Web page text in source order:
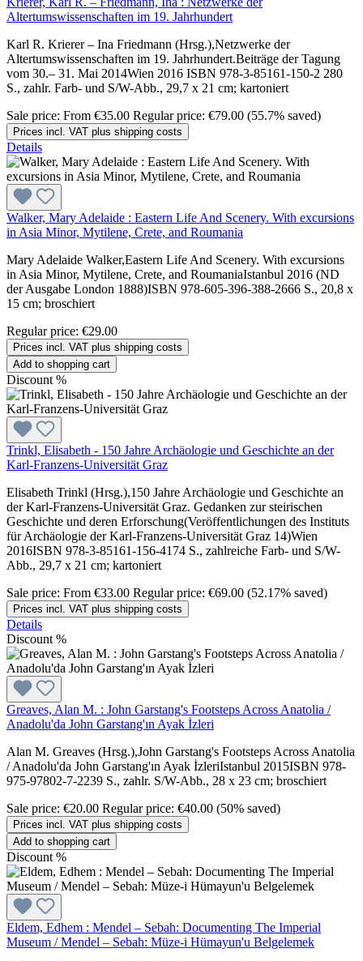
Altertumswissenschaften im 19. Jahrhundert
Karl R. Krierer – Ina Friedmann (Hrsg.),Netzwerke der
Altertumswissenschaften im 19. Jahrhundert.Beiträge der Tagung
vom 30.– 31. Mai 2014Wien 2016 ISBN 978-3-85161-150-2 280
S., zahlr. Farb- und S/W-Abb., 29,7 x 21 cm; kartoniert
Sale price: From €35.00 Regular price: €79.00 (55.7% saved)
Prices incl. VAT plus shipping costs
Details
Walker, Mary Adelaide : Eastern Life And Scenery. With excursions
in Asia Minor, Mytilene, Crete, and Roumania
Mary Adelaide Walker,Eastern Life And Scenery. With excursions
in Asia Minor, Mytilene, Crete, and RoumaniaIstanbul 2016 (ND
der Ausgabe London 1888)ISBN 978-605-396-388-2666 S., 20,8 x
15 cm; broschiert
Regular price: €29.00
Prices incl. VAT plus shipping costs
Add to shopping cart
Discount %
Trinkl, Elisabeth - 150 Jahre Archäologie und Geschichte an der
Karl-Franzens-Universität Graz
Elisabeth Trinkl (Hrsg.),150 Jahre Archäologie und Geschichte an
der Karl-Franzens-Universität Graz. Gedanken zur steirischen
Geschichte und deren Erforschung(Veröffentlichungen des Instituts
für Archäologie der Karl-Franzens-Universität Graz 14)Wien
2016ISBN 978-3-85161-156-4174 S., zahlreiche Farb- und S/W-
Abb., 29,7 x 21 cm; kartoniert
Sale price: From €33.00 Regular price: €69.00 (52.17% saved)
Prices incl. VAT plus shipping costs
Details
Discount %
Greaves, Alan M. : John Garstang's Footsteps Across Anatolia /
Anadolu'da John Garstang'ın Ayak İzleri
Alan M. Greaves (Hrsg.),John Garstang's Footsteps Across Anatolia
/ Anadolu'da John Garstang'ın Ayak İzleriIstanbul 2015ISBN 978-
975-97802-7-2239 S., zahlr. S/W-Abb., 28 x 23 cm; broschiert
Sale price: €20.00 Regular price: €40.00 (50% saved)
Prices incl. VAT plus shipping costs
Add to shopping cart
Discount %
Eldem, Edhem : Mendel – Sebah: Documenting The Imperial
Museum / Mendel – Sebah: Müze-i Hümayun'u Belgelemek